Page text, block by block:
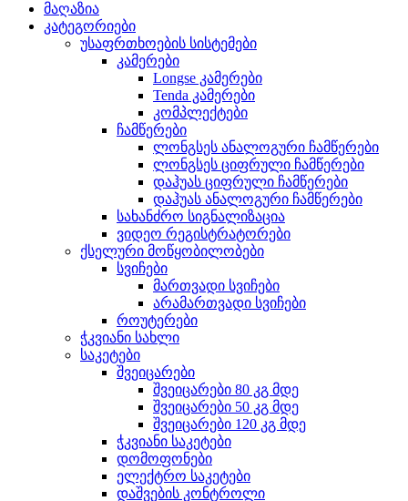
მაღაზია
კატეგორიები
უსაფრთხოების სისტემები
კამერები
Longse კამერები
Tenda კამერები
კომპლექტები
ჩამწერები
ლონგსეს ანალოგური ჩამწერები
ლონგსეს ციფრული ჩამწერები
დაჰუას ციფრული ჩამწერები
დაჰუას ანალოგური ჩამწერები
სახანძრო სიგნალიზაცია
ვიდეო რეგისტრატორები
ქსელური მოწყობილობები
სვიჩები
მართვადი სვიჩები
არამართვადი სვიჩები
როუტერები
ჭკვიანი სახლი
საკეტები
შვეიცარები
შვეიცარები 80 კგ მდე
შვეიცარები 50 კგ მდე
შვეიცარები 120 კგ მდე
ჭკვიანი საკეტები
დომოფონები
ელექტრო საკეტები
დაშვების კონტროლი